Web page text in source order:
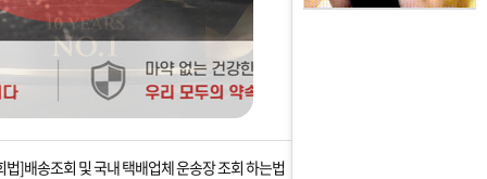
상황을 대비해 꼭 입금후 고객센터 연락바랍니다.
연휴 배송 및 휴무 안내
]배송조회 및 국내 택배업체 운송장 조회 하는법